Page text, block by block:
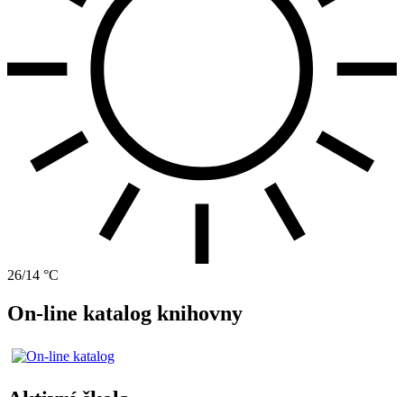
26/14 °C
On-line katalog knihovny